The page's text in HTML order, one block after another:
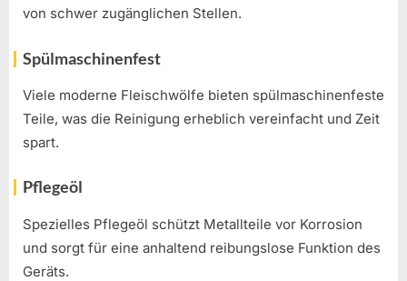
von schwer zugänglichen Stellen.
Spülmaschinenfest
Viele moderne Fleischwölfe bieten spülmaschinenfeste
Teile, was die Reinigung erheblich vereinfacht und Zeit
spart.
Pflegeöl
Spezielles Pflegeöl schützt Metallteile vor Korrosion
und sorgt für eine anhaltend reibungslose Funktion des
Geräts.